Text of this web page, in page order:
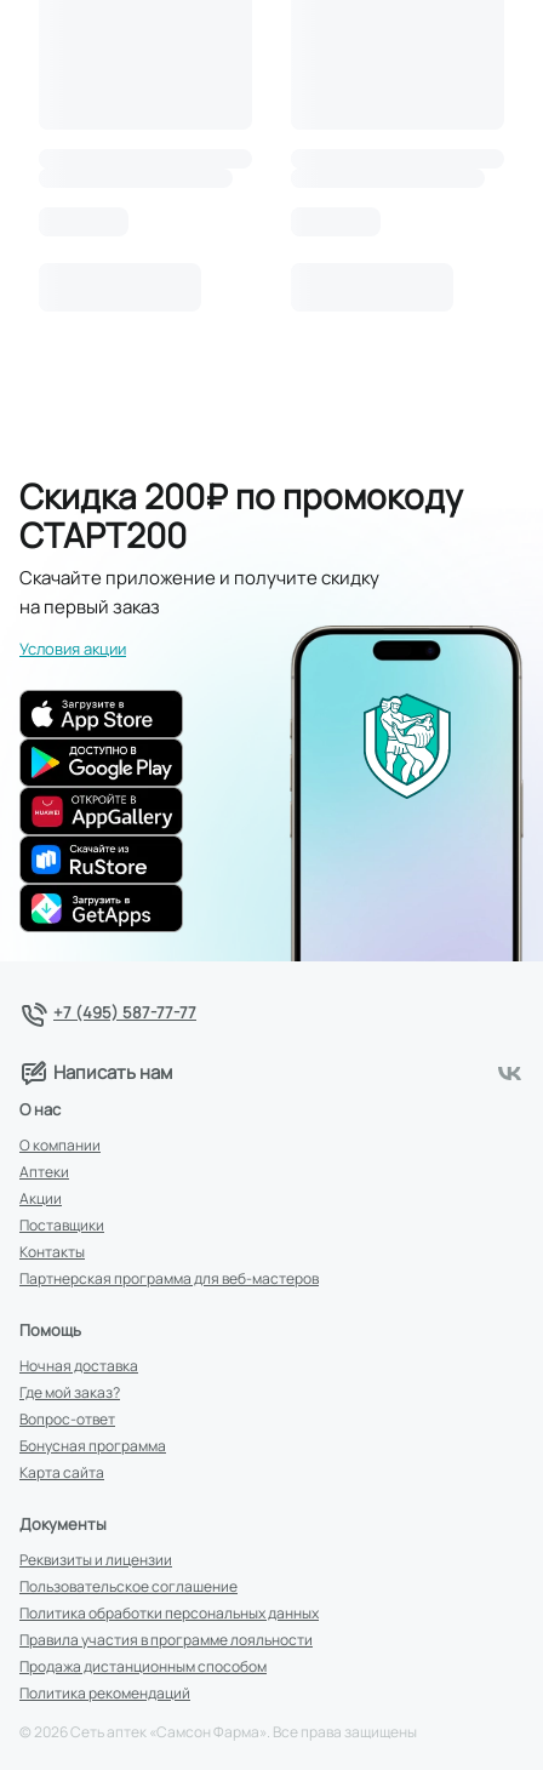
Скидка 200₽ по промокоду
СТАРТ200
Скачайте приложение и получите скидку
на первый заказ
Условия акции
+7 (495) 587-77-77
Написать нам
О нас
О компании
Аптеки
Акции
Поставщики
Контакты
Партнерская программа для веб-мастеров
Помощь
Ночная доставка
Где мой заказ?
Вопрос-ответ
Бонусная программа
Карта сайта
Документы
Реквизиты и лицензии
Пользовательское соглашение
Политика обработки персональных данных
Правила участия в программе лояльности
Продажа дистанционным способом
Политика рекомендаций
© 2026Сеть аптек «Самсон Фарма». Все права защищены